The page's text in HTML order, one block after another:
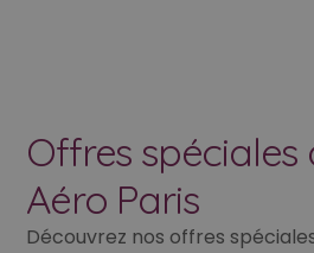
Offres spéciales
Aéro Paris
Découvrez nos offres